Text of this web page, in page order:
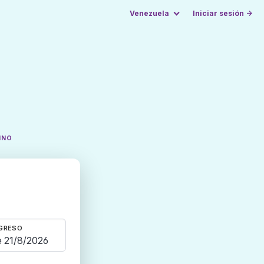
Venezuela Iniciar sesión →